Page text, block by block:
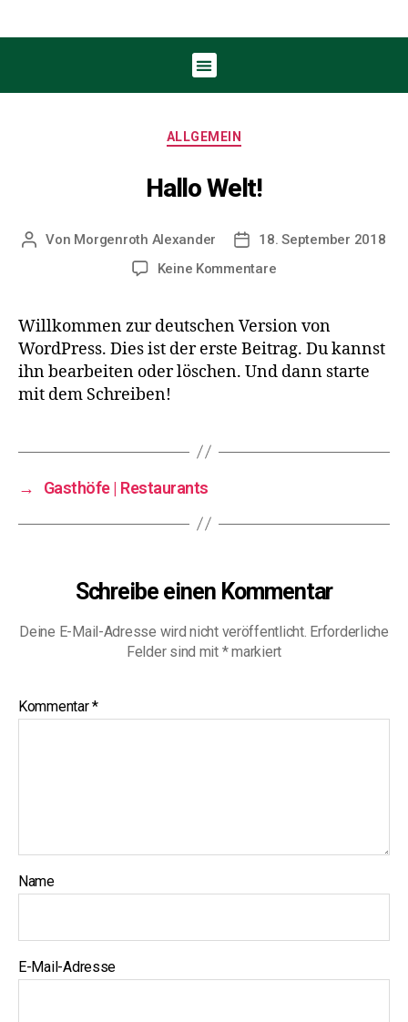
ALLGEMEIN
Hallo Welt!
Von Morgenroth Alexander
18. September 2018
Keine Kommentare
Willkommen zur deutschen Version von
WordPress. Dies ist der erste Beitrag. Du kannst
ihn bearbeiten oder löschen. Und dann starte
mit dem Schreiben!
→ Gasthöfe | Restaurants
Schreibe einen Kommentar
Deine E-Mail-Adresse wird nicht veröffentlicht. Erforderliche
Felder sind mit *markiert
Kommentar*
Name
E-Mail-Adresse